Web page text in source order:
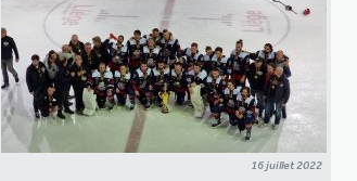
16 juillet 2022